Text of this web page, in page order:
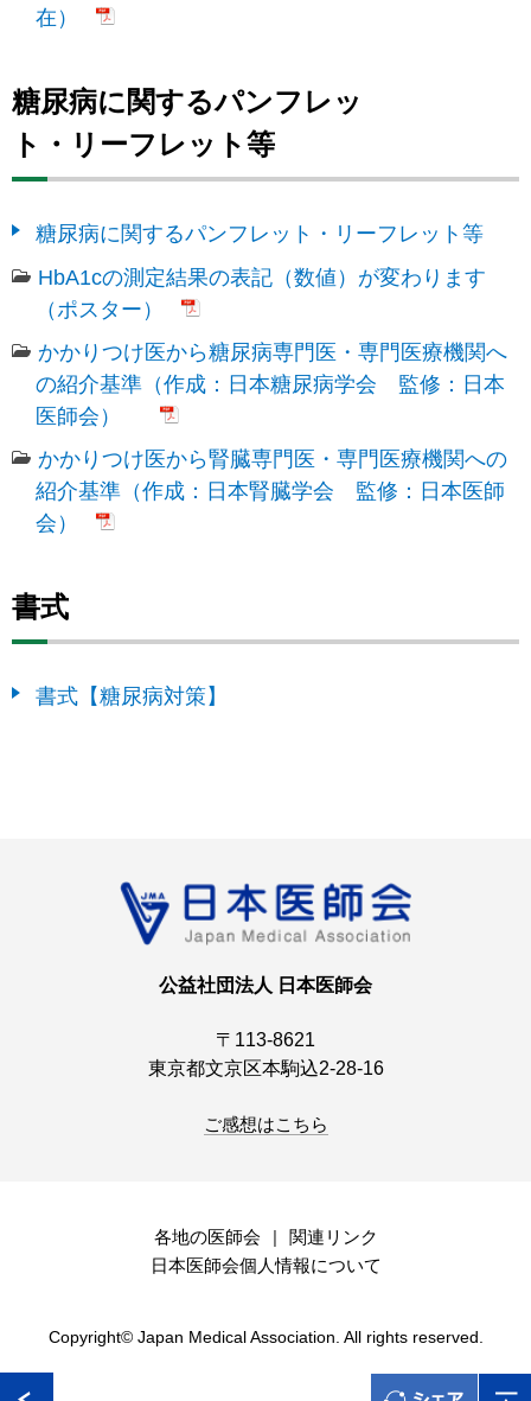
在）
糖尿病に関するパンフレッ
ト・リーフレット等
糖尿病に関するパンフレット・リーフレット等
HbA1cの測定結果の表記（数値）が変わります
（ポスター）
かかりつけ医から糖尿病専門医・専門医療機関へ
の紹介基準（作成：日本糖尿病学会 監修：日本
医師会）
かかりつけ医から腎臓専門医・専門医療機関への
紹介基準（作成：日本腎臓学会 監修：日本医師
会）
書式
書式【糖尿病対策】
公益社団法人 日本医師会
〒113-8621
東京都文京区本駒込2-28-16
ご感想はこちら
各地の医師会
関連リンク
日本医師会個人情報について
Copyright© Japan Medical Association. All rights reserved.